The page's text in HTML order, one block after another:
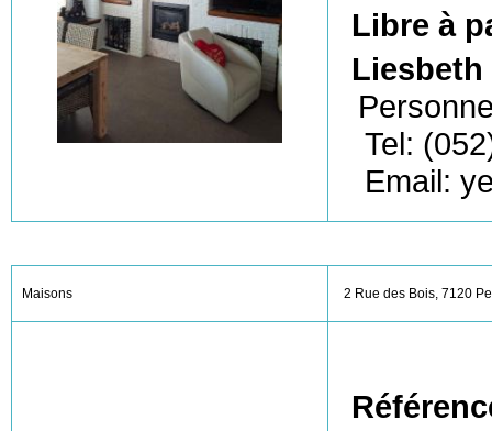
Libre à
Liesbeth
Tel:
Email:
Maisons 2 Rue des Bois, 7120